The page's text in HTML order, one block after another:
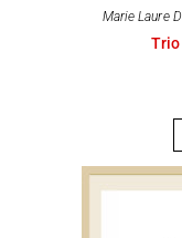
Marie Laure